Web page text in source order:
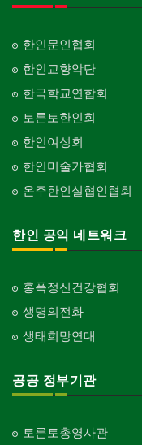
한인문인협회
한인교향악단
한국학교연합회
토론토한인회
한인여성회
한인미술가협회
온주한인실협인협회
한인 공익 네트워크
홍푹정신건강협회
생명의전화
생태희망연대
공공 정부기관
토론토총영사관